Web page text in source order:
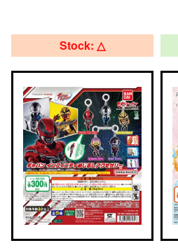
Stock: △